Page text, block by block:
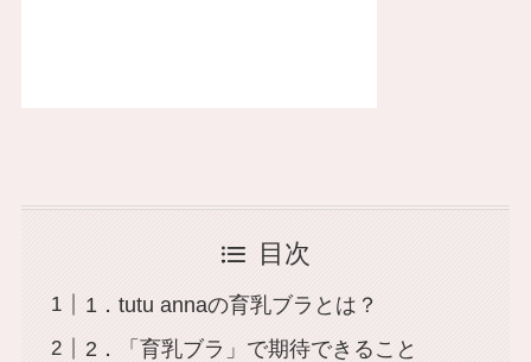
目次
1．tutu annaの育乳ブラとは？
2．「育乳ブラ」で期待できること